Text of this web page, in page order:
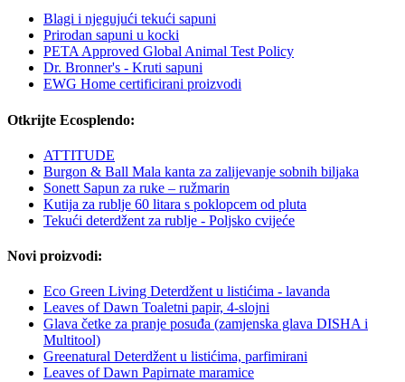
Blagi i njegujući tekući sapuni
Prirodan sapuni u kocki
PETA Approved Global Animal Test Policy
Dr. Bronner's - Kruti sapuni
EWG Home certificirani proizvodi
Otkrijte Ecosplendo:
ATTITUDE
Burgon & Ball Mala kanta za zalijevanje sobnih biljaka
Sonett Sapun za ruke – ružmarin
Kutija za rublje 60 litara s poklopcem od pluta
Tekući deterdžent za rublje - Poljsko cvijeće
Novi proizvodi:
Eco Green Living Deterdžent u listićima - lavanda
Leaves of Dawn Toaletni papir, 4-slojni
Glava četke za pranje posuđa (zamjenska glava DISHA i
Multitool)
Greenatural Deterdžent u listićima, parfimirani
Leaves of Dawn Papirnate maramice